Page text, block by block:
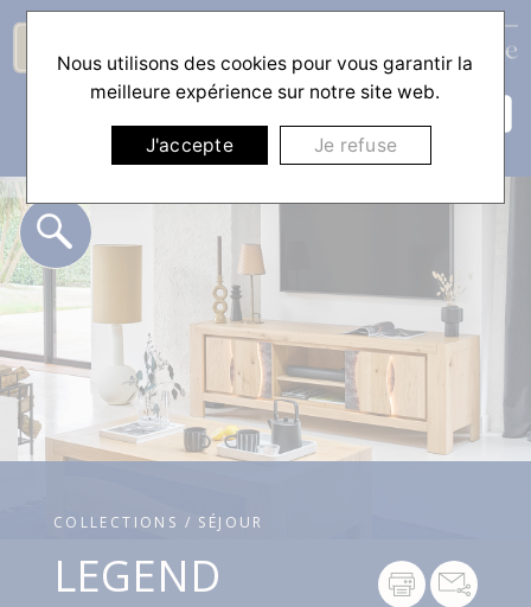
☰
COLLECTIONS / SÉJOUR
LEGEND
Nous utilisons des cookies pour vous garantir la
meilleure expérience sur notre site web.
J'accepte Je refuse